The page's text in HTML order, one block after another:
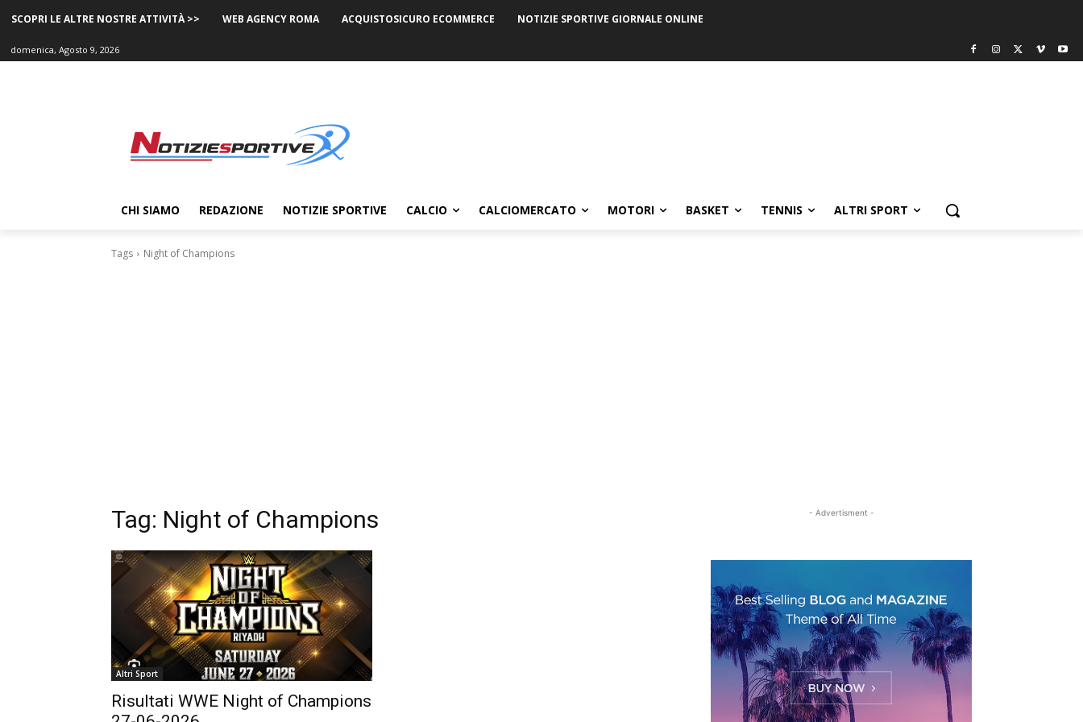
SCOPRI LE ALTRE NOSTRE ATTIVITÀ >> WEB AGENCY ROMA ACQUISTOSICURO ECOMMERCE NOTIZIE SPORTIVE GIORNALE ONLINE
domenica, Agosto 9, 2026
CHI SIAMO REDAZIONE NOTIZIE SPORTIVE CALCIO CALCIOMERCATO MOTORI BASKET TENNIS ALTRI SPORT
Tags Night of Champions
Tag: Night of Champions
Altri Sport
Risultati WWE Night of Champions
- Advertisment -